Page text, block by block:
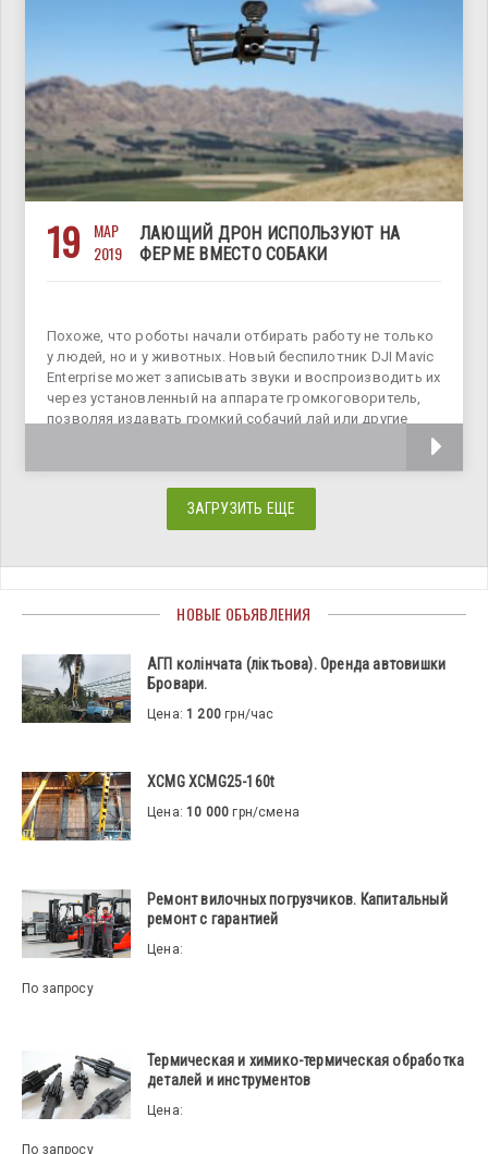
19
МАР
2019
ЛАЮЩИЙ ДРОН ИСПОЛЬЗУЮТ НА
ФЕРМЕ ВМЕСТО СОБАКИ
Похоже, что роботы начали отбирать работу не только
у людей, но и у животных. Новый беспилотник DJI Mavic
Enterprise может записывать звуки и воспроизводить их
через установленный на аппарате громкоговоритель,
позволяя издавать громкий собачий лай или другие
ЗАГРУЗИТЬ ЕЩЕ
НОВЫЕ ОБЪЯВЛЕНИЯ
АГП колінчата (ліктьова). Оренда автовишки
Бровари.
Цена:1 200 грн/час
XCMG XCMG25-160t
Цена:10 000 грн/смена
Ремонт вилочных погрузчиков. Капитальный
ремонт с гарантией
Цена:
По запросу
Термическая и химико-термическая обработка
деталей и инструментов
Цена:
По запросу